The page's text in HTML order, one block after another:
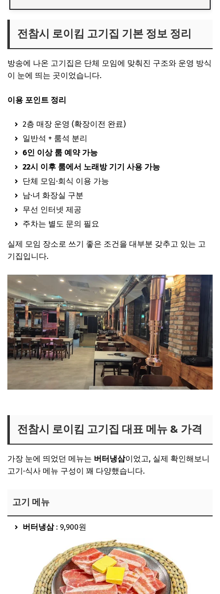
전참시 로이킴 고기집 기본 정보 정리
방송에 나온 고기집은 단체 모임에 맞춰진 구조와 운영 방식
이 눈에 띄는 곳이었습니다.
이용 포인트 정리
2층 매장 운영 (확장이전 완료)
일반석 + 룸석 분리
6인 이상 룸 예약 가능
22시 이후 룸에서 노래방 기기 사용 가능
단체 모임·회식 이용 가능
남·녀 화장실 구분
무선 인터넷 제공
주차는 별도 문의 필요
실제 모임 장소로 쓰기 좋은 조건을 대부분 갖추고 있는 고
기집입니다.
전참시 로이킴 고기집 대표 메뉴 & 가격
가장 눈에 띄었던 메뉴는 버터냉삼이었고, 실제 확인해보니
고기·식사 메뉴 구성이 꽤 다양했습니다.
고기 메뉴
버터냉삼: 9,900원